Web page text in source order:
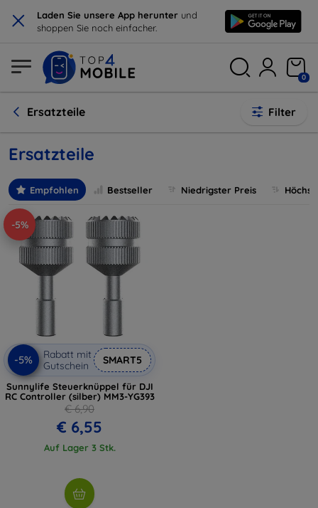
× Laden Sie unsere App herunter und
shoppen Sie noch einfacher.
0
Ersatzteile Filter
Ersatzteile
Empfohlen Bestseller Niedrigster Preis
-5%
-5%
Rabatt mit
Gutschein
SMART5
Sunnylife Steuerknüppel für DJI
RC Controller (silber) MM3-YG393
€ 6,90
€ 6,55
Auf Lager 3 Stk.